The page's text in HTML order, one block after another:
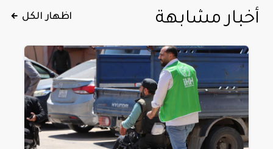
أخبار مشابهة اظهار الكل